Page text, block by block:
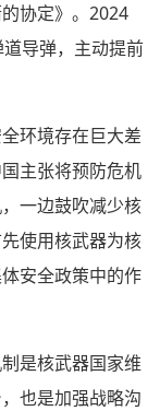
协定》。2024
导弹，主动提前
环境存在巨大差
主张将预防危机
一边鼓吹减少核
使用核武器为核
安全政策中的作
是核武器国家维
也是加强战略沟